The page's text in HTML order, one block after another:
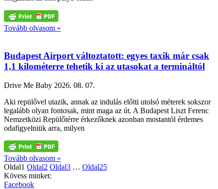
Tovább olvasom »
Budapest Airport változtatott: egyes taxik már csak
1,1 kilométerre tehetik ki az utasokat a termináltól
Drive Me Baby 2026. 08. 07.
Aki repülővel utazik, annak az indulás előtti utolsó méterek sokszor
legalább olyan fontosak, mint maga az út. A Budapest Liszt Ferenc
Nemzetközi Repülőtérre érkezőknek azonban mostantól érdemes
odafigyelniük arra, milyen
Tovább olvasom »
Oldal1 Oldal2 Oldal3 … Oldal25
Kövess minket:
Facebook